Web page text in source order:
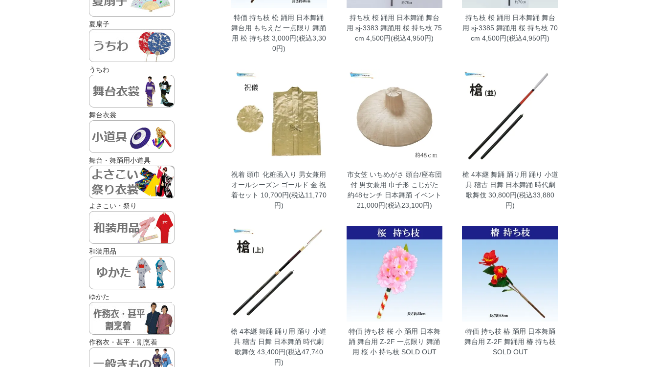
特価 持ち枝 松 踊用 日本舞踊
舞台用 もちえだ 一点限り 舞踊
用 松 持ち枝 3,000円(税込3,30
0円)
持ち枝 桜 踊用 日本舞踊 舞台
用 sj-3383 舞踊用 桜 持ち枝 75
cm 4,500円(税込4,950円)
持ち枝 桜 踊用 日本舞踊 舞台
用 sj-3385 舞踊用 桜 持ち枝 70
cm 4,500円(税込4,950円)
祝着 頭巾 化粧函入り 男女兼用
オールシーズン ゴールド 金 祝
着セット 10,700円(税込11,770
円)
市女笠 いちめがさ 頭台/座布団
付 男女兼用 巾子形 こじがた
約48センチ 日本舞踊 イベント
21,000円(税込23,100円)
槍 4本継 舞踊 踊り用 踊り 小道
具 稽古 日舞 日本舞踊 時代劇
歌舞伎 30,800円(税込33,880
円)
槍 4本継 舞踊 踊り用 踊り 小道
具 稽古 日舞 日本舞踊 時代劇
歌舞伎43,400円(税込47,740
円)
特価 持ち枝 桜 小 踊用 日本舞
踊 舞台用 Z-2F 一点限り 舞踊
用 桜 小 持ち枝 SOLD OUT
特価 持ち枝 椿 踊用 日本舞踊
舞台用 Z-2F 舞踊用 椿 持ち枝
SOLD OUT
夏扇子
うちわ
舞台衣裳
舞台・舞踊用小道具
よさこい・祭り
和装用品
ゆかた
作務衣・甚平・割烹着